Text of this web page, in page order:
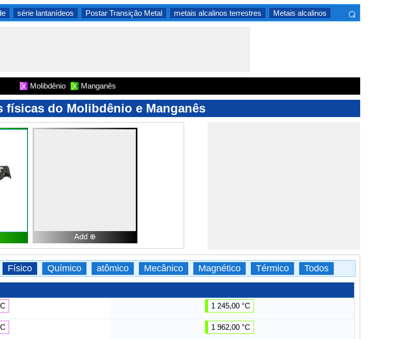
série lantanídeos Postar Transição Metal metais alcalinos terrestres Metais alcalinos ⌕
X Molibdênio X Manganês
físicas do Molibdênio e Manganês
Add ⊕
Físico Químico atômico Mecânico Magnético Térmico Todos
1 245,00 °C
1 962,00 °C